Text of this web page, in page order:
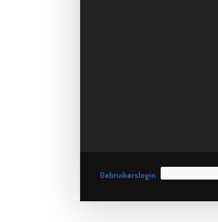
Gebruikerslogin